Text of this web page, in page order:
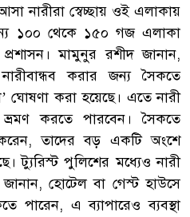
নারীরা স্বেচ্ছায় ওই এলাকায়
১০০ থেকে ১৫০ গজ এলাকা
প্রশাসন। মামুনুর রশীদ জানান,
করার জন্য সৈকতে
ঘোষণা করা হয়েছে। এতে নারী
ভ্রমণ করতে পারবেন। সৈকতে
তাদের বড় একটি অংশে
ট্যুরিস্ট পুলিশের মধ্যেও নারী
হোটেল বা গেস্ট হাউসে
পারেন, এ ব্যাপারেও ব্যবস্থা